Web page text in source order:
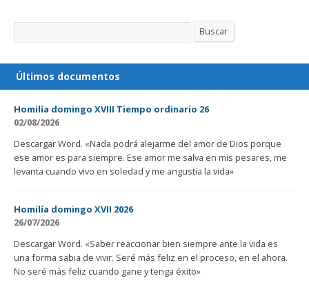
Buscar Buscar
Últimos documentos
Homilía domingo XVIII Tiempo ordinario 26
02/08/2026
Descargar Word. «Nada podrá alejarme del amor de Dios porque
ese amor es para siempre. Ese amor me salva en mis pesares, me
levanta cuando vivo en soledad y me angustia la vida»
Homilía domingo XVII 2026
26/07/2026
Descargar Word. «Saber reaccionar bien siempre ante la vida es
una forma sabia de vivir. Seré más feliz en el proceso, en el ahora.
No seré más feliz cuando gane y tenga éxito»